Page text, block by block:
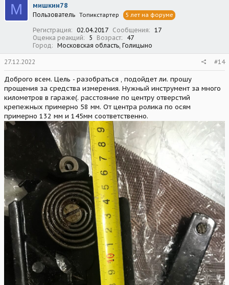
М мишкин78
Пользователь Топикстартер 5 лет на форуме
Регистрация 02.04.2017 Сообщения
17
Оценка реакций
5 Возраст
47
Город
Московская область, Голицыно
27.12.2022 #14
Доброго всем. Цель - разобраться , подойдет ли. прошу
прощения за средства измерения. Нужный инструмент за много
километров в гараже(. расстояние по центру отверстий
крепежных примерно 58 мм. От центра ролика по осям
примерно 132 мм и 145мм соответственно.